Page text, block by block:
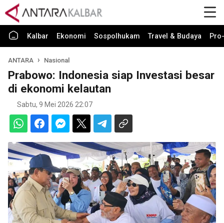
Kalbar Ekonomi Sospolhukam Travel & Budaya
ANTARA Nasional
Prabowo: Indonesia siap Investasi besar
di ekonomi kelautan
Sabtu, 9 Mei 2026 22:07